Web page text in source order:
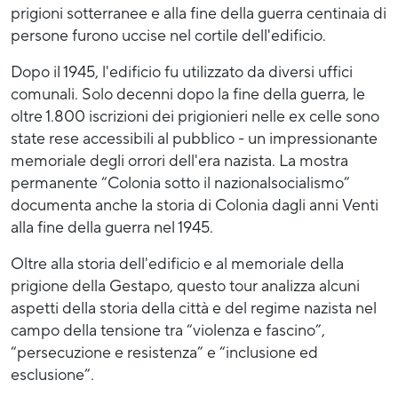
prigioni sotterranee e alla fine della guerra centinaia di
persone furono uccise nel cortile dell'edificio.
Dopo il 1945, l'edificio fu utilizzato da diversi uffici
comunali. Solo decenni dopo la fine della guerra, le
oltre 1.800 iscrizioni dei prigionieri nelle ex celle sono
state rese accessibili al pubblico - un impressionante
memoriale degli orrori dell'era nazista. La mostra
permanente “Colonia sotto il nazionalsocialismo”
documenta anche la storia di Colonia dagli anni Venti
alla fine della guerra nel 1945.
Oltre alla storia dell'edificio e al memoriale della
prigione della Gestapo, questo tour analizza alcuni
aspetti della storia della città e del regime nazista nel
campo della tensione tra “violenza e fascino”,
“persecuzione e resistenza” e “inclusione ed
esclusione”.